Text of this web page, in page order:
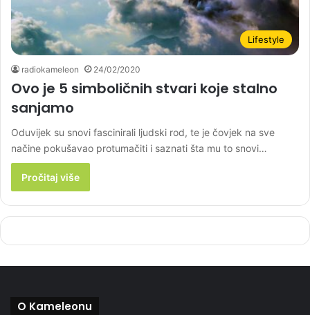
Lifestyle
radiokameleon 24/02/2020
Ovo je 5 simboličnih stvari koje stalno
sanjamo
Oduvijek su snovi fascinirali ljudski rod, te je čovjek na sve
načine pokušavao protumačiti i saznati šta mu to snovi…
Pročitaj više
O Kameleonu